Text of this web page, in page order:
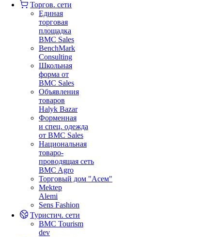
Торгов. сети
Единая
торговая
площадка
BMC Sales
BenchMark
Consulting
Школьная
форма от
BMC Sales
Объявления
товаров
Halyk Bazar
Форменная
и спец. одежда
от BMC Sales
Национальная
товаро-
проводящая сеть
BMC Agro
Торговый дом "Асем"
Mektep
Alemi
Sens Fashion
Туристич. сети
BMC Tourism
dev